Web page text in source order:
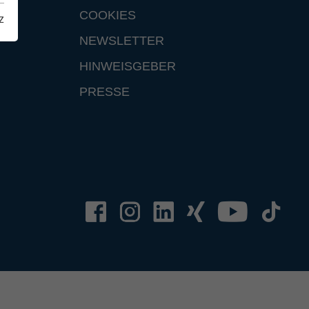
COOKIES
NEWSLETTER
HINWEISGEBER
PRESSE